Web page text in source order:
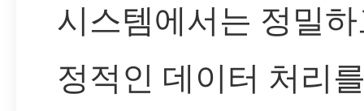
시스템에서는 정밀
정적인 데이터 처리